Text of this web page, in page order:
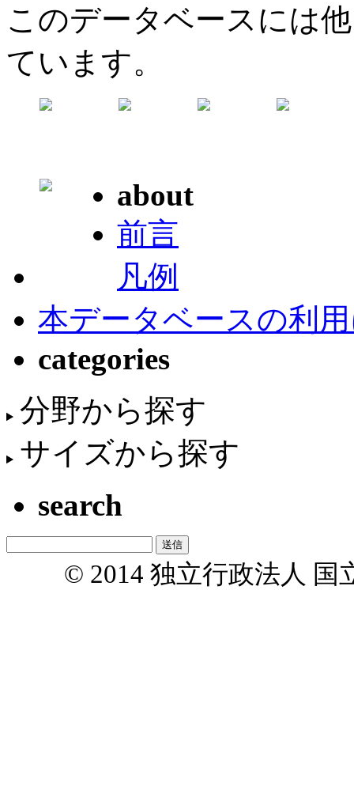
このデータベースには
ています。
about
前言
凡例
本データベースの利
categories
分野から探す
サイズから探す
search
© 2014 独立行政法人 国